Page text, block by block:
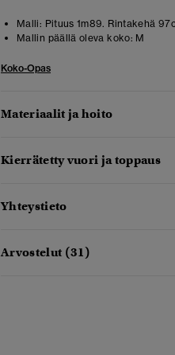
Malli: Pituus 1m89. Rintakehä
Mallin päällä oleva koko: M
Koko-Opas
Materiaalit ja hoito
Kierrätetty vuori ja toppaus
Yhteystieto
Arvostelut (31)